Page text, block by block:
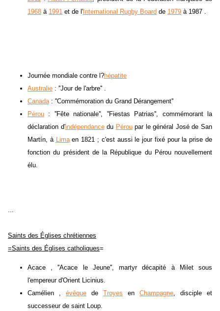
1968 à 1991 et de l' International Rugby Board de 1979 à 1987 .
Journée mondiale contre l?hépatite
Australie : ''Jour de l'arbre'' .
Canada: ''Commémoration du Grand Dérangement''
Pérou : ''Fête nationale'', ''Fiestas Patrias'', commémorant la
déclaration d'indépendancedu Péroupar le général José de San
Martín, à Limaen 1821 ; c'est aussi le jour fixé pour la prise de
fonction du président de la République du Pérou nouvellement
élu.
...
Saints des Églises chrétiennes
=Saints des Églises catholiques=
Acace , ''Acace le Jeune'', martyr décapité à Milet sous
l'empereur d'Orient Licinius.
Camélien , évêque de Troyes en Champagne, disciple et
successeur de saint Loup.